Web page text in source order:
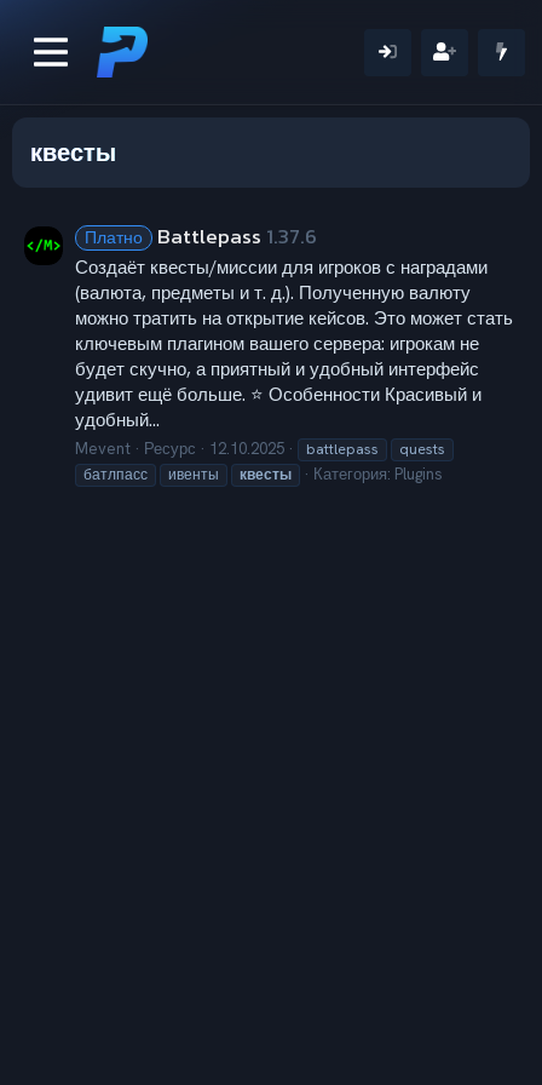
квесты
Платно Battlepass 1.37.6
Создаёт квесты/миссии для игроков с наградами
(валюта, предметы и т. д.). Полученную валюту
можно тратить на открытие кейсов. Это может стать
ключевым плагином вашего сервера: игрокам не
будет скучно, а приятный и удобный интерфейс
удивит ещё больше. ⭐ Особенности Красивый и
удобный...
Mevent Ресурс 12.10.2025 battlepass
quests
батлпасс
ивенты квесты Категория: Plugins